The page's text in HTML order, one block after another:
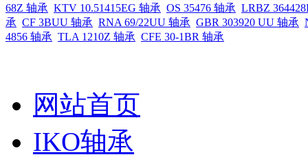
68Z 轴承 KTV 10.51415EG 轴承 OS 35476 轴承 LRBZ
承 CF 3BUU 轴承 RNA 69/22UU 轴承 GBR 303920 UU 轴承
4856 轴承 TLA 1210Z 轴承 CFE 30-1BR 轴承
网站首页
IKO轴承